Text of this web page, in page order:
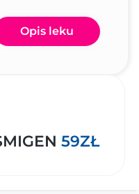
Opis leku
59ZŁ